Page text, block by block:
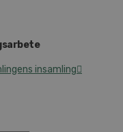
insamling